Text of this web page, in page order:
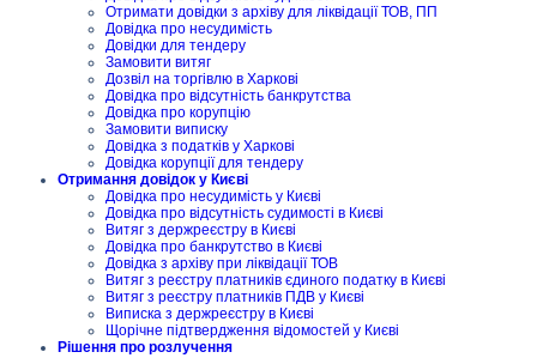
Отримати довідки з архіву для ліквідації ТОВ, ПП
Довідка про несудимість
Довідки для тендеру
Замовити витяг
Дозвіл на торгівлю в Харкові
Довідка про відсутність банкрутства
Довідка про корупцію
Замовити виписку
Довідка з податків у Харкові
Довідка корупції для тендеру
Отримання довідок у Києві
Довідка про несудимість у Києві
Довідка про відсутність судимості в Києві
Витяг з держреєстру в Києві
Довідка про банкрутство в Києві
Довідка з архіву при ліквідації ТОВ
Витяг з реєстру платників єдиного податку в Києві
Витяг з реєстру платників ПДВ у Києві
Виписка з держреєстру в Києві
Щорічне підтвердження відомостей у Києві
Рішення про розлучення